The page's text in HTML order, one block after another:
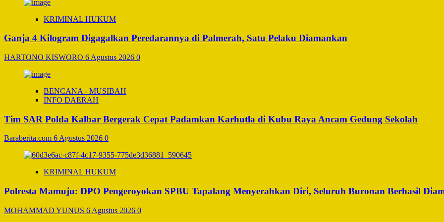
KRIMINAL HUKUM
Ganja 4 Kilogram Digagalkan Peredarannya di Palmerah, Satu Pelaku Diamankan
HARTONO KISWORO 6 Agustus 2026 0
BENCANA - MUSIBAH
INFO DAERAH
Tim SAR Polda Kalbar Bergerak Cepat Padamkan Karhutla di Kubu Raya Ancam Gedung Sekolah
Baraberita.com 6 Agustus 2026 0
KRIMINAL HUKUM
Polresta Mamuju: DPO Pengeroyokan SPBU Tapalang Menyerahkan Diri, Seluruh Buronan Berhasil
MOHAMMAD YUNUS 6 Agustus 2026 0